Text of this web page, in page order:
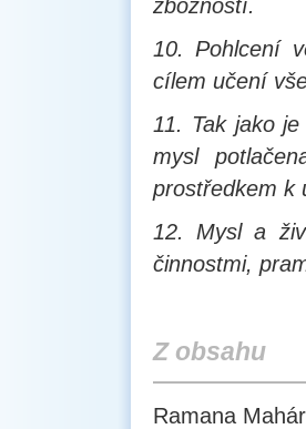
zbožností.
10. Pohlcení
cílem učení
11. Tak jako
mysl
prostředkem k
12. Mysl a
činnostmi,
Z obsahu
Ramana